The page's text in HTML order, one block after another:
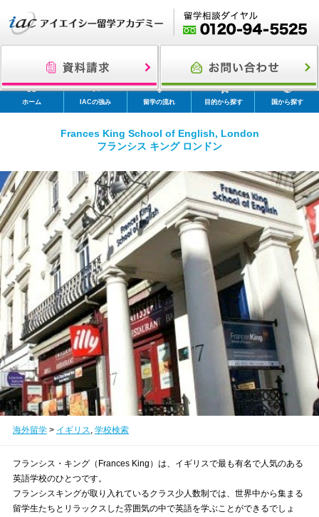
ホーム IACの強み 留学の流れ 目的から探す 国から探す
Frances King School of English, London
フランシス キング ロンドン
海外留学> イギリス 学校検索
フランシス・キング（Frances King）は、イギリスで最も有名で人気のある
英語学校のひとつです。
フランシスキングが取り入れているクラス少人数制では、世界中から集まる
留学生たちとリラックスした雰囲気の中で英語を学ぶことができるでしょ